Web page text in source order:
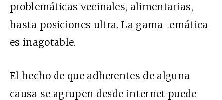
problemáticas vecinales, alimentarias,
hasta posiciones ultra. La gama temática
es inagotable.
El hecho de que adherentes de alguna
causa se agrupen desde internet puede